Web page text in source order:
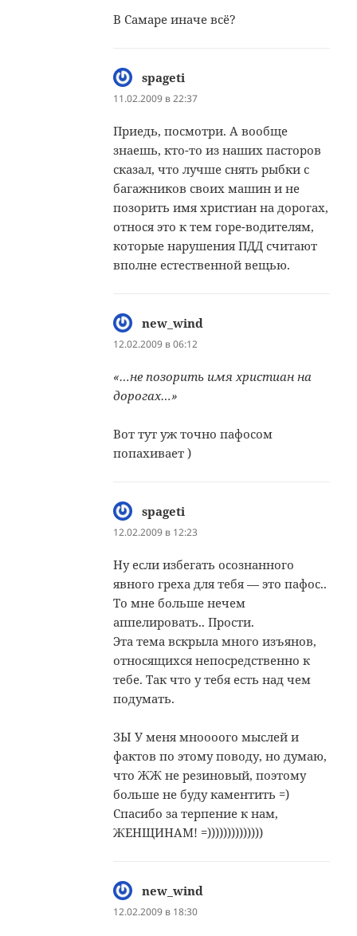
В Самаре иначе всё?
spageti
11.02.2009 в 22:37
Приедь, посмотри. А вообще
знаешь, кто-то из наших пасторов
сказал, что лучше снять рыбки с
багажников своих машин и не
позорить имя христиан на дорогах,
относя это к тем горе-водителям,
которые нарушения ПДД считают
вполне естественной вещью.
new_wind
12.02.2009 в 06:12
«…не позорить имя христиан на
дорогах…»
Вот тут уж точно пафосом
попахивает )
spageti
12.02.2009 в 12:23
Ну если избегать осознанного
явного греха для тебя — это пафос..
То мне больше нечем
аппелировать.. Прости.
Эта тема вскрыла много изъянов,
относящихся непосредственно к
тебе. Так что у тебя есть над чем
подумать.
ЗЫ У меня мноооого мыслей и
фактов по этому поводу, но думаю,
что ЖЖ не резиновый, поэтому
больше не буду каментить =)
Спасибо за терпение к нам,
ЖЕНЩИНАМ! =))))))))))))))
new_wind
12.02.2009 в 18:30